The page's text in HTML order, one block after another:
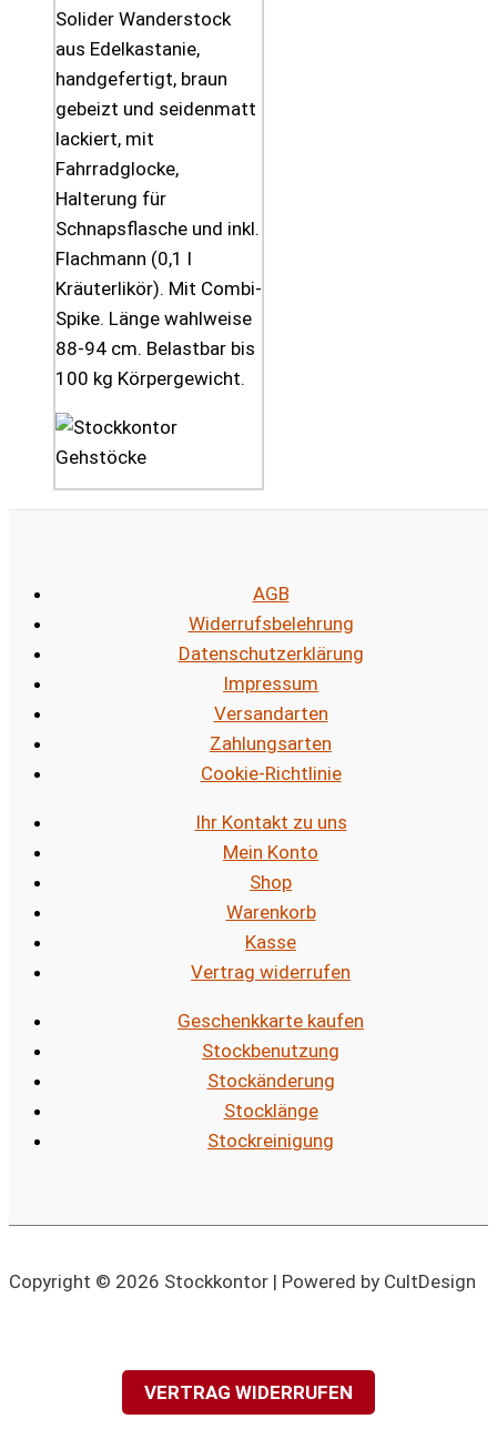
Solider Wanderstock
aus Edelkastanie,
handgefertigt, braun
gebeizt und seidenmatt
lackiert, mit
Fahrradglocke,
Halterung für
Schnapsflasche und inkl.
Flachmann (0,1 l
Kräuterlikör). Mit Combi-
Spike. Länge wahlweise
88-94 cm. Belastbar bis
100 kg Körpergewicht.
AGB
Widerrufsbelehrung
Datenschutzerklärung
Impressum
Versandarten
Zahlungsarten
Cookie-Richtlinie
Ihr Kontakt zu uns
Mein Konto
Shop
Warenkorb
Kasse
Vertrag widerrufen
Geschenkkarte kaufen
Stockbenutzung
Stockänderung
Stocklänge
Stockreinigung
Copyright © 2026 Stockkontor | Powered by CultDesign
VERTRAG WIDERRUFEN